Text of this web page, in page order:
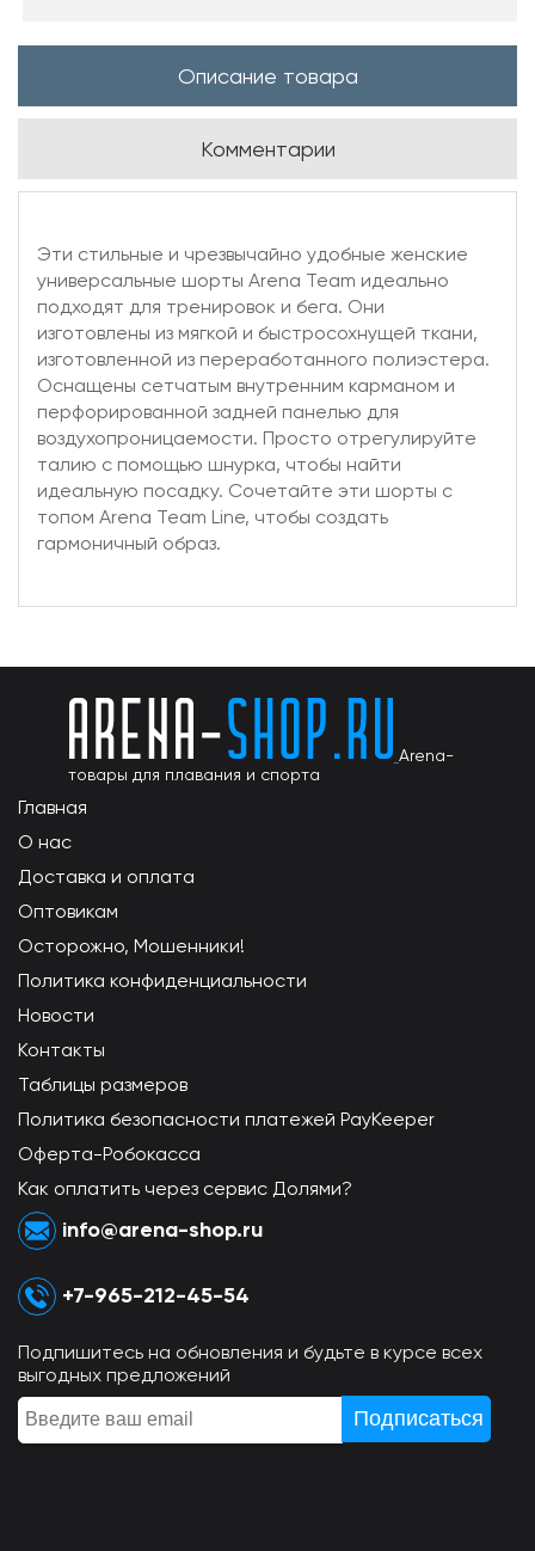
Описание товара
Комментарии
Эти стильные и чрезвычайно удобные женские
универсальные шорты Arena Team идеально
подходят для тренировок и бега. Они
изготовлены из мягкой и быстросохнущей ткани,
изготовленной из переработанного полиэстера.
Оснащены сетчатым внутренним карманом и
перфорированной задней панелью для
воздухопроницаемости. Просто отрегулируйте
талию с помощью шнурка, чтобы найти
идеальную посадку. Сочетайте эти шорты с
топом Arena Team Line, чтобы создать
гармоничный образ.
Arena-
товары для плавания и спорта
Главная
О нас
Доставка и оплата
Оптовикам
Осторожно, Мошенники!
Политика конфиденциальности
Новости
Контакты
Таблицы размеров
Политика безопасности платежей PayKeeper
Оферта-Робокасса
Как оплатить через сервис Долями?
info@arena-shop.ru
+7-965-212-45-54
Подпишитесь на обновления и будьте в курсе всех
выгодных предложений